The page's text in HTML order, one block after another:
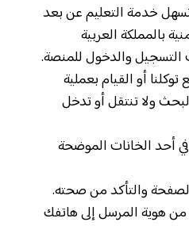
خدمة التعليم عن بعد
بالمملكة العربية
والدخول للمنصة.
أو القيام بعملية
ولا تنتقل أو تدخل
أحد الخانات الموضحة
والتأكد من صحته.
من هوية المرسل إلى هاتفك